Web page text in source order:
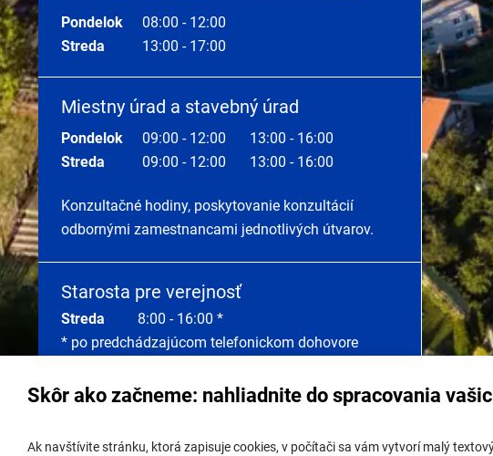
Skôr ako začneme: nahliadnite do spracovania
Ak navštívite stránku, ktorá zapisuje cookies, v počítači sa vám vytvorí malý
Pondelok
08:00 - 12:00
Streda
13:00 - 17:00
Miestny úrad a stavebný úrad
Pondelok 09:00 - 12:00
13:00 - 16:00
Streda
09:00 - 12:00 13:00 - 16:00
Konzultačné hodiny, poskytovanie konzultácií
odbornými zamestnancami jednotlivých útvarov.
Starosta pre verejnosť
Streda 8:00 - 16:00 *
* po predchádzajúcom telefonickom dohovore